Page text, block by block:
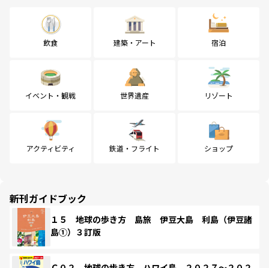
飲食 建築・アート 宿泊
イベント・観戦 世界遺産 リゾート
アクティビティ 鉄道・フライト ショップ
新刊ガイドブック
１５ 地球の歩き方 島旅 伊豆大島 利島（伊豆諸
島①）３訂版